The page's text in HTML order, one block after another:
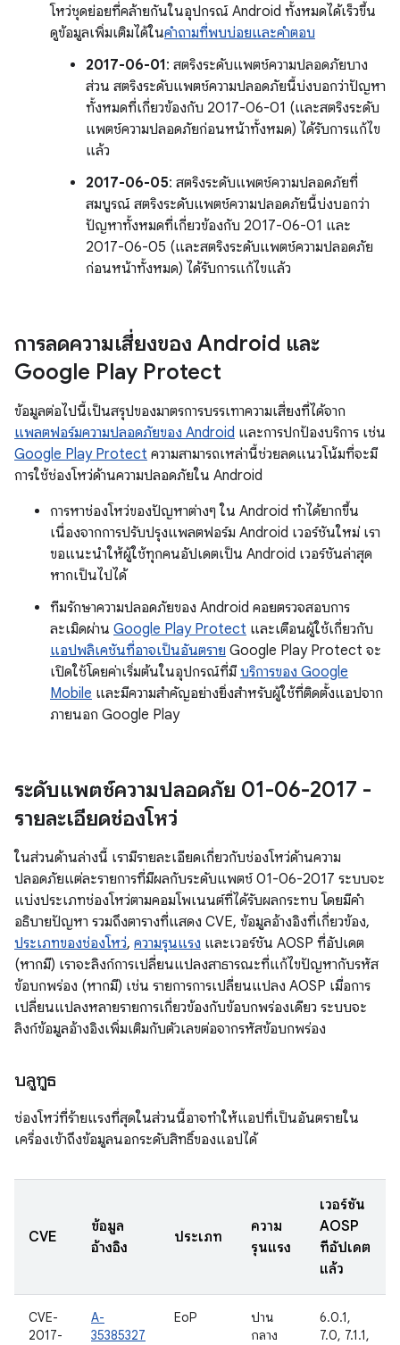
โหว่ชุดย่อยที่คล้ายกันในอุปกรณ์ Android ทั้งหมดได้เร็วขึ้น
ดูข้อมูลเพิ่มเติมได้ในคำถามที่พบบ่อยและคำตอบ
2017-06-01: สตริงระดับแพตช์ความปลอดภัยบาง
ส่วน สตริงระดับแพตช์ความปลอดภัยนี้บ่งบอกว่าปัญหา
ทั้งหมดที่เกี่ยวข้องกับ 2017-06-01 (และสตริงระดับ
แพตช์ความปลอดภัยก่อนหน้าทั้งหมด) ได้รับการแก้ไข
แล้ว
2017-06-05: สตริงระดับแพตช์ความปลอดภัยที่
สมบูรณ์ สตริงระดับแพตช์ความปลอดภัยนี้บ่งบอกว่า
ปัญหาทั้งหมดที่เกี่ยวข้องกับ 2017-06-01 และ
2017-06-05 (และสตริงระดับแพตช์ความปลอดภัย
ก่อนหน้าทั้งหมด) ได้รับการแก้ไขแล้ว
การลดความเสี่ยงของ Android และ
Google Play Protect
ข้อมูลต่อไปนี้เป็นสรุปของมาตรการบรรเทาความเสี่ยงที่ได้จาก
แพลตฟอร์มความปลอดภัยของ Android และการปกป้องบริการ เช่น
Google Play Protect ความสามารถเหล่านี้ช่วยลดแนวโน้มที่จะมี
การใช้ช่องโหว่ด้านความปลอดภัยใน Android
การหาช่องโหว่ของปัญหาต่างๆ ใน Android ทำได้ยากขึ้น
เนื่องจากการปรับปรุงแพลตฟอร์ม Android เวอร์ชันใหม่ เรา
ขอแนะนำให้ผู้ใช้ทุกคนอัปเดตเป็น Android เวอร์ชันล่าสุด
หากเป็นไปได้
ทีมรักษาความปลอดภัยของ Android คอยตรวจสอบการ
ละเมิดผ่าน Google Play Protect และเตือนผู้ใช้เกี่ยวกับ
แอปพลิเคชันที่อาจเป็นอันตราย Google Play Protect จะ
เปิดใช้โดยค่าเริ่มต้นในอุปกรณ์ที่มีบริการของ Google
Mobile และมีความสำคัญอย่างยิ่งสำหรับผู้ใช้ที่ติดตั้งแอปจาก
ภายนอก Google Play
ระดับแพตช์ความปลอดภัย 01-06-2017 -
รายละเอียดช่องโหว่
ในส่วนด้านล่างนี้ เรามีรายละเอียดเกี่ยวกับช่องโหว่ด้านความ
ปลอดภัยแต่ละรายการที่มีผลกับระดับแพตช์ 01-06-2017 ระบบจะ
แบ่งประเภทช่องโหว่ตามคอมโพเนนต์ที่ได้รับผลกระทบ โดยมีคำ
อธิบายปัญหา รวมถึงตารางที่แสดง CVE, ข้อมูลอ้างอิงที่เกี่ยวข้อง,
ประเภทของช่องโหว่, ความรุนแรง และเวอร์ชัน AOSP ที่อัปเดต
(หากมี) เราจะลิงก์การเปลี่ยนแปลงสาธารณะที่แก้ไขปัญหากับรหัส
ข้อบกพร่อง (หากมี) เช่น รายการการเปลี่ยนแปลง AOSP เมื่อการ
เปลี่ยนแปลงหลายรายการเกี่ยวข้องกับข้อบกพร่องเดียว ระบบจะ
ลิงก์ข้อมูลอ้างอิงเพิ่มเติมกับตัวเลขต่อจากรหัสข้อบกพร่อง
บลูทูธ
ช่องโหว่ที่ร้ายแรงที่สุดในส่วนนี้อาจทำให้แอปที่เป็นอันตรายใน
เครื่องเข้าถึงข้อมูลนอกระดับสิทธิ์ของแอปได้
CVE
ข้อมูล
อ้างอิง
ประเภท
ความ
รุนแรง
เวอร์ชัน
AOSP
ที่อัปเดต
แล้ว
CVE-
2017-
A-
35385327
EoP
ปาน
กลาง
6.0.1,
7.0, 7.1.1,